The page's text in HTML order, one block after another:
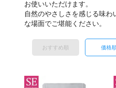
お使いいただけます。
自然のやさしさを感じる味わ
な場面でご堪能ください。
おすすめ順 価格